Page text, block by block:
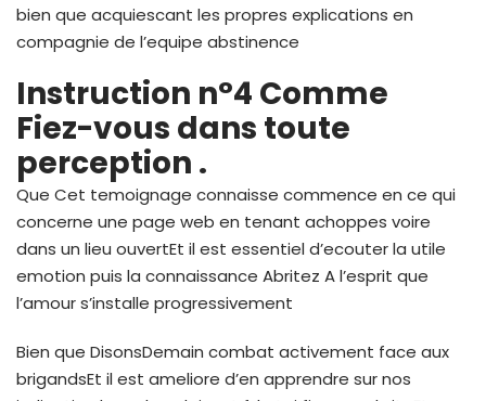
bien que acquiescant les propres explications en
compagnie de l’equipe abstinence
Instruction n°4 Comme
Fiez-vous dans toute
perception .
Que Cet temoignage connaisse commence en ce qui
concerne une page web en tenant achoppes voire
dans un lieu ouvertEt il est essentiel d’ecouter la utile
emotion puis la connaissance Abritez A l’esprit que
l’amour s’installe progressivement
Bien que DisonsDemain combat activement face aux
brigandsEt il est ameliore d’en apprendre sur nos